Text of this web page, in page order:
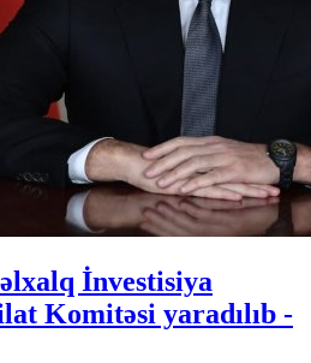
İnvestisiya
Komitəsi yaradılıb -